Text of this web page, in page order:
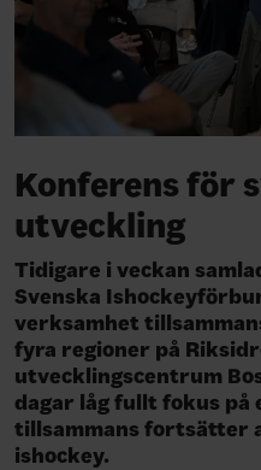
Konferens för
utveckling
Tidigare i veckan
Svenska
verksamhet
fyra regioner på
utvecklingscentrum
dagar låg fullt fokus på
tillsammans fortsätter
ishockey.